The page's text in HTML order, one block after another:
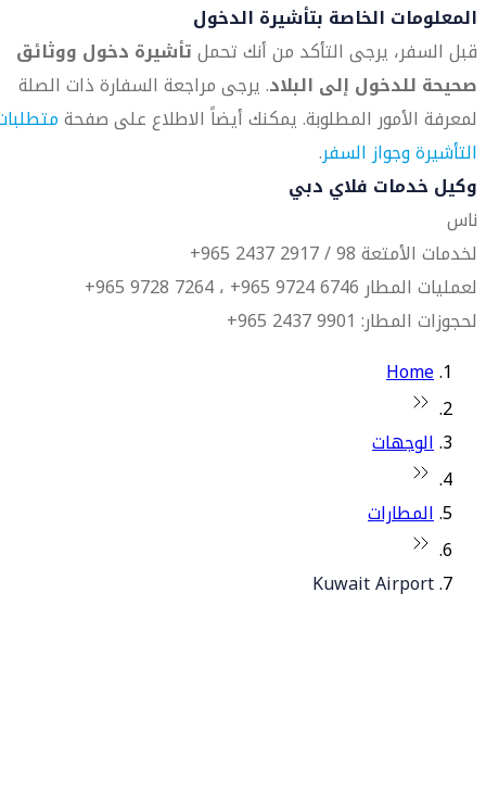
المعلومات الخاصة بتأشيرة الدخول
قبل السفر، يرجى التأكد من أنك تحملتأشيرة دخول ووثائق
صحيحة للدخول إلى البلاد. يرجى مراجعة السفارة ذات الصلة
لمعرفة الأمور المطلوبة. يمكنك أيضاً الاطلاع على صفحة
التأشيرة وجواز السفر.
وكيل خدمات فلاي دبي
ناس
لخدمات الأمتعة 98 / 2917 2437 965+
لعمليات المطار 6746 9724 965+ ، 7264 9728 965+
لحجوزات المطار: 9901 2437 965+
Home
الوجهات
المطارات
Kuwait Airport